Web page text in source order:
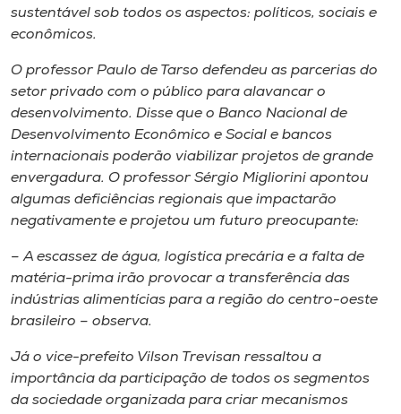
A+
sustentável sob todos os aspectos: políticos, sociais e
econômicos.
O professor Paulo de Tarso defendeu as parcerias do
setor privado com o público para alavancar o
desenvolvimento. Disse que o Banco Nacional de
Desenvolvimento Econômico e Social e bancos
internacionais poderão viabilizar projetos de grande
envergadura. O professor Sérgio Migliorini apontou
algumas deficiências regionais que impactarão
negativamente e projetou um futuro preocupante:
– A escassez de água, logística precária e a falta de
matéria-prima irão provocar a transferência das
indústrias alimentícias para a região do centro-oeste
brasileiro – observa.
Já o vice-prefeito Vilson Trevisan ressaltou a
importância da participação de todos os segmentos
da sociedade organizada para criar mecanismos